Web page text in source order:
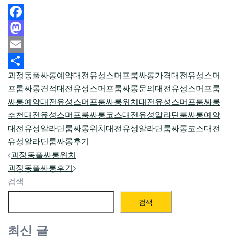
Facebook
Mastodon
Email
Share
괴정동풀싸롱예약대전유성스머프룸싸롱가격대전유성스머
프룸싸롱견적대전유성스머프룸싸롱문의 대전유성스머프룸
싸롱예약대전유성스머프룸싸롱위치 대전유성스머프룸싸롱
추천대전유성스머프룸싸롱코스대전유성알라딘룸싸롱예약
대전유성알라딘룸싸롱위치 대전유성알라딘룸싸롱코스대전
유성알라딘룸싸롱후기
Post
navigation
괴정동풀싸롱위치
괴정동풀싸롱후기
검색
검색
최신 글